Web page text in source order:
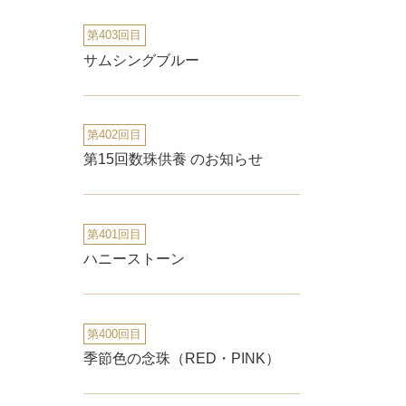
第403回目
サムシングブルー
第402回目
第15回数珠供養 のお知らせ
第401回目
ハニーストーン
第400回目
季節色の念珠（RED・PINK）